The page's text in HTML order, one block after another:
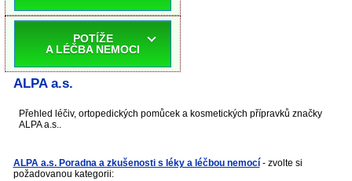
POTÍŽE
A LÉČBA NEMOCI
ALPA a.s.
Přehled léčiv, ortopedických pomůcek a kosmetických přípravků značky
ALPA a.s..
ALPA a.s. Poradna a zkušenosti s léky a léčbou nemocí - zvolte si
požadovanou kategorii: